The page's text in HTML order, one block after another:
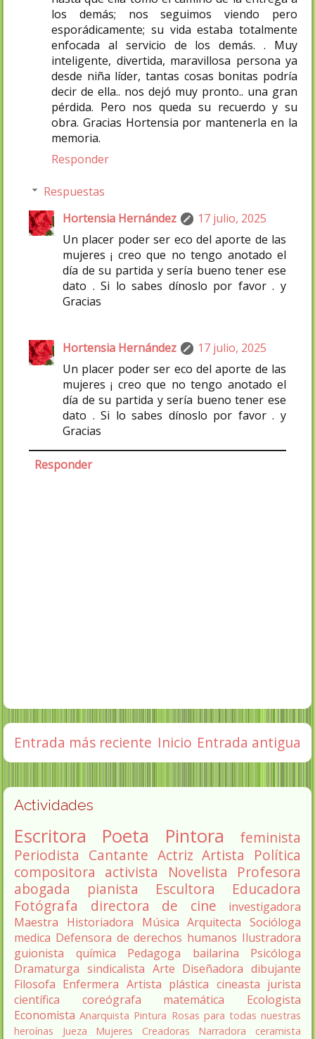
los demás; nos seguimos viendo pero
esporádicamente; su vida estaba totalmente
enfocada al servicio de los demás. . Muy
inteligente, divertida, maravillosa persona ya
desde niña líder, tantas cosas bonitas podría
decir de ella.. nos dejó muy pronto.. una gran
pérdida. Pero nos queda su recuerdo y su
obra. Gracias Hortensia por mantenerla en la
memoria.
Responder
Respuestas
Hortensia Hernández
17 julio, 2025
Un placer poder ser eco del aporte de las
mujeres ¡ creo que no tengo anotado el
día de su partida y sería bueno tener ese
dato . Si lo sabes dínoslo por favor . y
Gracias
Hortensia Hernández
17 julio, 2025
Un placer poder ser eco del aporte de las
mujeres ¡ creo que no tengo anotado el
día de su partida y sería bueno tener ese
dato . Si lo sabes dínoslo por favor . y
Gracias
Responder
Entrada más reciente Entrada antigua
Inicio
Actividades
Escritora Poeta Pintora
feminista
Periodista Cantante Actriz Artista
Política
compositora activista Novelista
Profesora
abogada
pianista Escultora
Educadora
Fotógrafa
directora de cine
investigadora
Maestra
Historiadora Música Arquitecta Socióloga
medica Defensora de derechos humanos Ilustradora
guionista
química Pedagoga bailarina
Psicóloga
Dramaturga sindicalista Arte Diseñadora dibujante
Filosofa Enfermera Artista plástica cineasta jurista
científica
coreógrafa matemática
Ecologista
Economista Anarquista Pintura Rosas para todas nuestras
heroínas
Jueza Mujeres Creadoras Narradora
ceramista